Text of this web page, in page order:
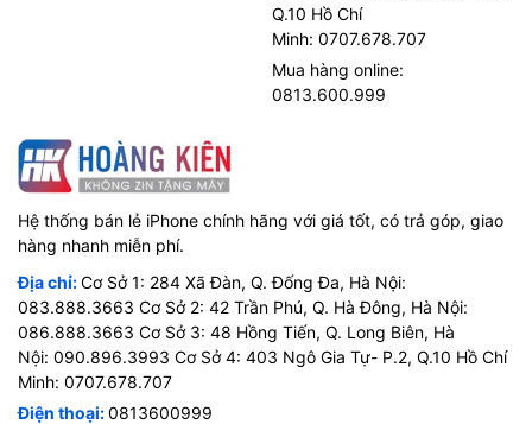
Q.10 Hồ Chí
Minh: 0707.678.707
Mua hàng online:
0813.600.999
Hệ thống bán lẻ iPhone chính hãng với giá tốt, có trả góp, giao
hàng nhanh miễn phí.
Địa chỉ:Cơ Sở 1: 284 Xã Đàn, Q. Đống Đa, Hà Nội:
083.888.3663 Cơ Sở 2: 42 Trần Phú, Q. Hà Đông, Hà Nội:
086.888.3663 Cơ Sở 3: 48 Hồng Tiến, Q. Long Biên, Hà
Nội: 090.896.3993 Cơ Sở 4: 403 Ngô Gia Tự- P.2, Q.10 Hồ Chí
Minh: 0707.678.707
Điện thoại:0813600999